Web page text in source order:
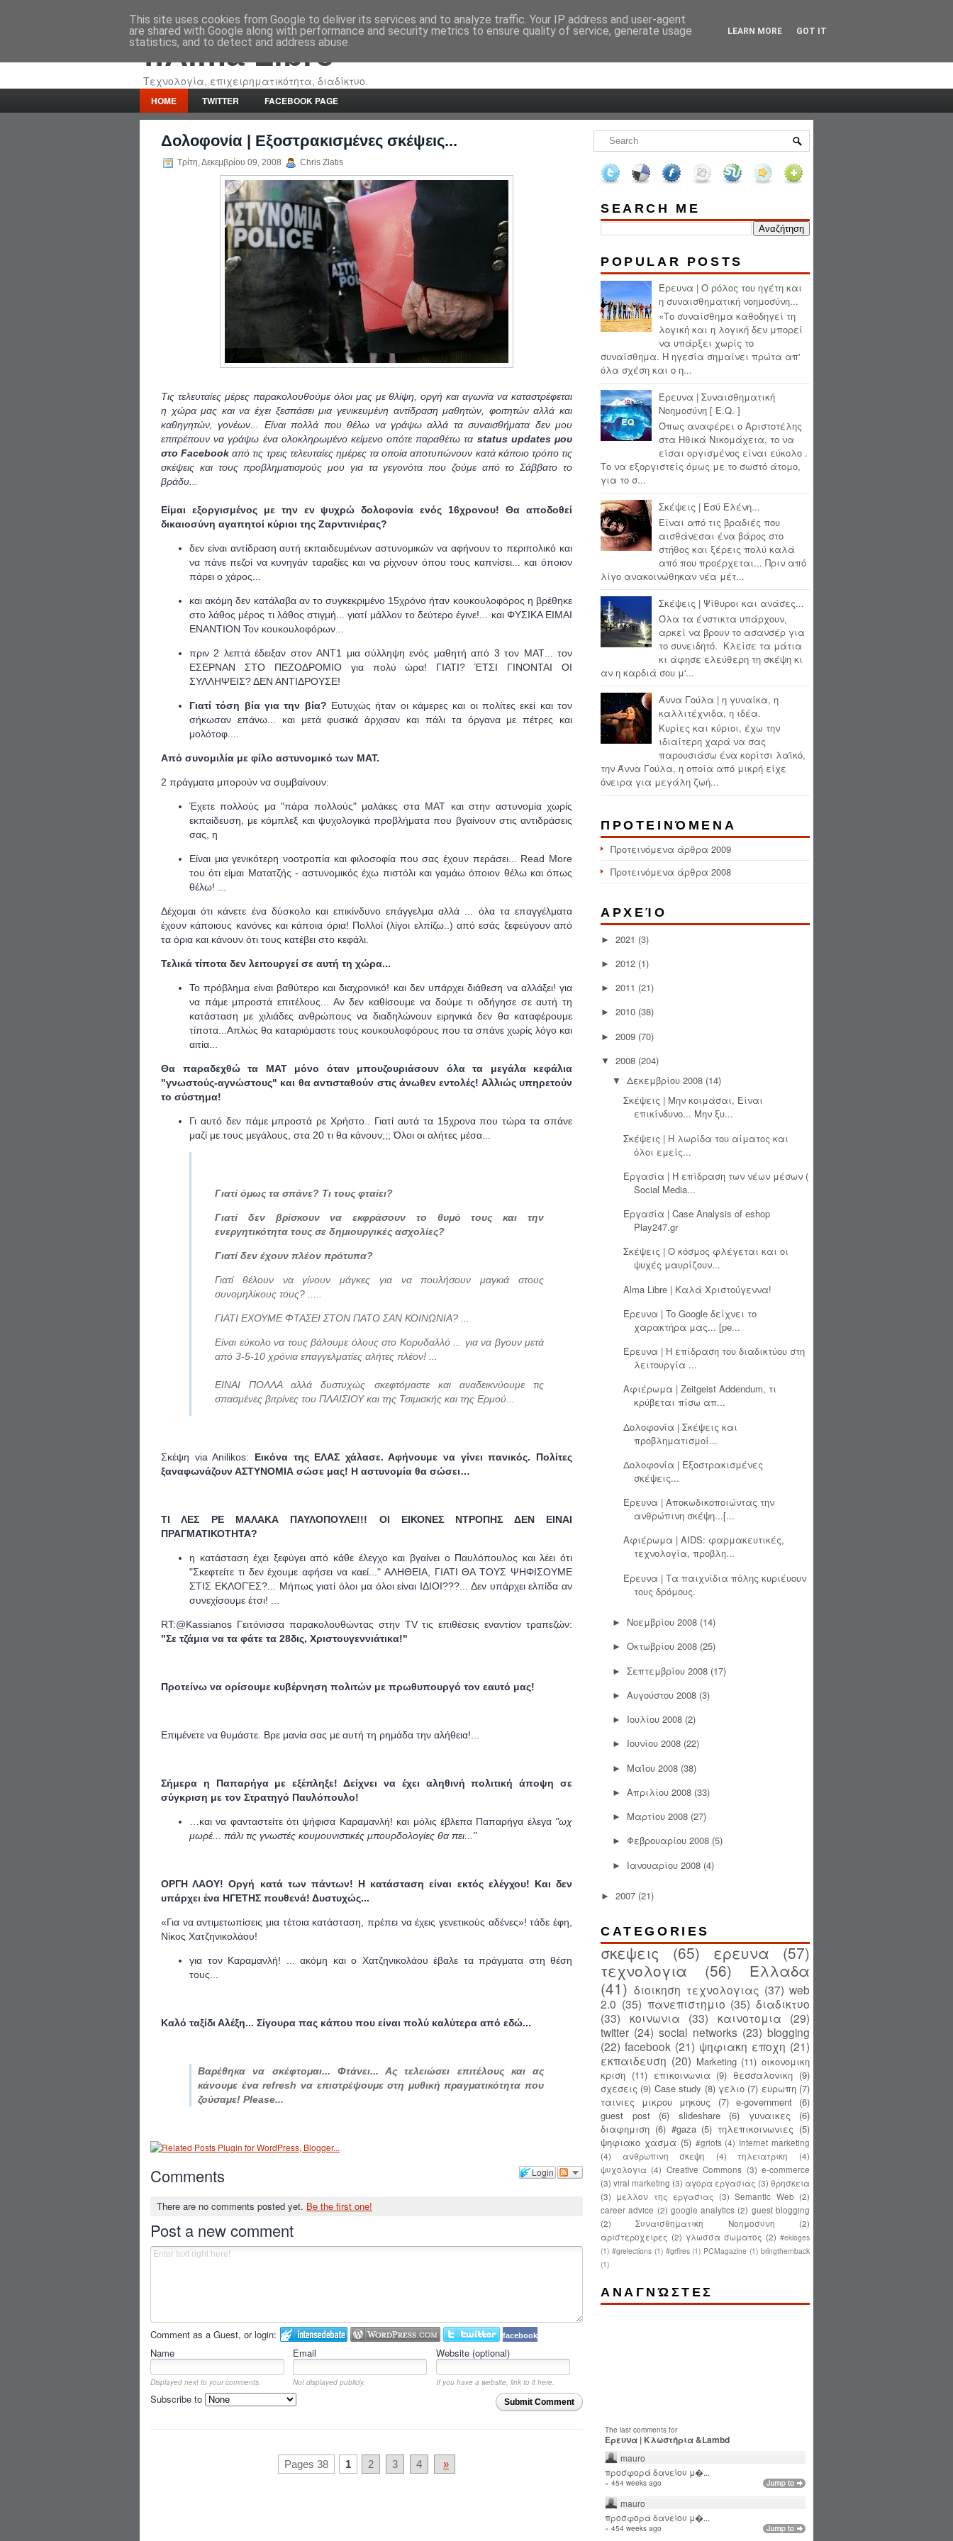
HOME
::Alma Libre
Τεχνολογία, επιχειρηματικότητα, διαδίκτυο.
HOME TWITTER FACEBOOK PAGE
Δολοφονία | Εξοστρακισμένες σκέψεις...
Τρίτη, Δεκεμβρίου 09, 2008 Chris Zlatis
Τις τελευταίες μέρες παρακολουθούμε όλοι μας με θλίψη, οργή και αγωνία να καταστρέφεται
η χώρα μας και να έχει ξεσπάσει μια γενικευμένη αντίδραση μαθητών, φοιτητών αλλά και
καθηγητών, γονέων... Είναι πολλά που θέλω να γράψω αλλά τα συναισθήματα δεν μου
επιτρέπουν να γράψω ένα ολοκληρωμένο κείμενο οπότε παραθέτω τα status updates μου
στο Facebookαπό τις τρεις τελευταίες ημέρες τα οποία αποτυπώνουν κατά κάποιο τρόπο τις
σκέψεις και τους προβληματισμούς μου για τα γεγονότα που ζούμε από το Σάββατο το
βράδυ...
Είμαι εξοργισμένος με την εν ψυχρώ δολοφονία ενός 16χρονου! Θα αποδοθεί
δικαιοσύνη αγαπητοί κύριοι της Ζαρντινιέρας?
δεν είναι αντίδραση αυτή εκπαιδευμένων αστυνομικών να αφήνουν το περιπολικό και
να πάνε πεζοί να κυνηγάν ταραξίες και να ρίχνουν όπου τους καπνίσει... και όποιον
πάρει ο χάρος...
και ακόμη δεν κατάλαβα αν το συγκεκριμένο 15χρόνο ήταν κουκουλοφόρος η βρέθηκε
στο λάθος μέρος τι λάθος στιγμή... γιατί μάλλον το δεύτερο έγινε!... και ΦΥΣΙΚΑ ΕΙΜΑΙ
ΕΝΑΝΤΙΟΝ Τον κουκουλοφόρων...
πριν 2 λεπτά έδειξαν στονANT1 μια σύλληψη ενός μαθητή από 3 τον MAT... τον
ΕΣΕΡΝΑΝ ΣΤΟ ΠΕΖΟΔΡΟΜΙΟ για πολύ ώρα! ΓΙΑΤΙ? ΈΤΣΙ ΓΙΝΟΝΤΑΙ ΟΙ
ΣΥΛΛΗΨΕΙΣ? ΔΕΝ ΑΝΤΙΔΡΟΥΣΕ!
Γιατί τόση βία για την βία? Ευτυχώς ήταν οι κάμερες και οι πολίτες εκεί και τον
σήκωσαν επάνω... και μετά φυσικά άρχισαν και πάλι τα όργανα με πέτρες και
μολότοφ....
Από συνομιλία με φίλο αστυνομικό των ΜΑΤ.
2 πράγματα μπορούν να συμβαίνουν:
Έχετε πολλούς μα "πάρα πολλούς" μαλάκες στα MAT και στην αστυνομία χωρίς
εκπαίδευση, με κόμπλεξ και ψυχολογικά προβλήματα που βγαίνουν στις αντιδράσεις
σας, η
Είναι μια γενικότερη νοοτροπία και φιλοσοφία που σας έχουν περάσει... Read More
του ότι είμαι Ματατζής - αστυνομικός έχω πιστόλι και γαμάω όποιον θέλω και όπως
θέλω! ...
Δέχομαι ότι κάνετε ένα δύσκολο και επικίνδυνο επάγγελμα αλλά ... όλα τα επαγγέλματα
έχουν κάποιους κανόνες και κάποια όρια! Πολλοί (λίγοι ελπίζω..) από εσάς ξεφεύγουν από
τα όρια και κάνουν ότι τους κατέβει στο κεφάλι.
Τελικά τίποτα δεν λειτουργεί σε αυτή τη χώρα...
Το πρόβλημα είναι βαθύτερο και διαχρονικό! και δεν υπάρχει διάθεση να αλλάξει! για
να πάμε μπροστά επιτέλους... Αν δεν καθίσουμε να δούμε τι οδήγησε σε αυτή τη
κατάσταση με χιλιάδες ανθρώπους να διαδηλώνουν ειρηνικά δεν θα καταφέρουμε
τίποτα...Απλώς θα καταριόμαστε τους κουκουλοφόρους που τα σπάνε χωρίς λόγο και
αιτία...
Θα παραδεχθώ τα ΜΑΤ μόνο όταν μπουζουριάσουν όλα τα μεγάλα κεφάλια
"γνωστούς-αγνώστους" και θα αντισταθούν στις άνωθεν εντολές! Αλλιώς υπηρετούν
το σύστημα!
Γι αυτό δεν πάμε μπροστά ρε Χρήστο.. Γιατί αυτά τα 15χρονα που τώρα τα σπάνε
μαζί με τους μεγάλους, στα 20 τι θα κάνουν;;; Όλοι οι αλήτες μέσα...
Γιατί όμως τα σπάνε? Τι τους φταίει?
Γιατί δεν βρίσκουν να εκφράσουν το θυμό τους και την
ενεργητικότητα τους σε δημιουργικές ασχολίες?
Γιατί δεν έχουν πλέον πρότυπα?
Γιατί θέλουν να γίνουν μάγκες για να πουλήσουν μαγκιά στους
συνομηλίκους τους? .....
ΓΙΑΤΙ ΕΧΟΥΜΕ ΦΤΑΣΕΙ ΣΤΟΝ ΠΑΤΟ ΣΑΝ ΚΟΙΝΩΝΙΑ? ...
Είναι εύκολο να τους βάλουμε όλους στο Κορυδαλλό
για να βγουν μετά
από 3-5-10 χρόνια επαγγελματίες αλήτες πλέον! ...
ΕΙΝΑΙ ΠΟΛΛΑ αλλά δυστυχώς σκεφτόμαστε και αναδεικνύουμε τις
σπασμένες βιτρίνες του ΠΛΑΙΣΙΟΥ και της Τσιμισκής και της Ερμού...
Σκέψη via Anilikos: Εικόνα της ΕΛΑΣ χάλασε. Αφήνουμε να γίνει πανικός. Πολίτες
ξαναφωνάζουν ΑΣΤΥΝΟΜΙΑ σώσε μας! Η αστυνομία θα σώσει…
ΤΙ ΛΕΣ ΡΕ ΜΑΛΑΚΑ ΠΑΥΛΟΠΟΥΛΕ!!! ΟΙ ΕΙΚΟΝΕΣ ΝΤΡΟΠΗΣ ΔΕΝ ΕΙΝΑΙ
ΠΡΑΓΜΑΤΙΚΟΤΗΤΑ?
η κατάσταση έχει ξεφύγει από κάθε έλεγχο και βγαίνει ο Παυλόπουλος και λέει ότι
"Σκεφτείτε τι δεν έχουμε αφήσει να καεί..." ΑΛΗΘΕΙΑ, ΓΙΑΤΙ ΘΑ ΤΟΥΣ ΨΗΦΙΣΟΥΜΕ
ΣΤΙΣ ΕΚΛΟΓΈΣ?... Μήπως γιατί όλοι μα όλοι είναι ΙΔΙΟΙ???... Δεν υπάρχει ελπίδα αν
συνεχίσουμε έτσι! ...
RT:@Kassianos Γειτόνισσα παρακολουθώντας στην TV τις επιθέσεις εναντίον τραπεζών:
"Σε τζάμια να τα φάτε τα 28δις, Χριστουγεννιάτικα!"
Προτείνω να ορίσουμε κυβέρνηση πολιτών με πρωθυπουργό τον εαυτό μας!
Επιμένετε να θυμάστε. Βρε μανία σας με αυτή τη ρημάδα την αλήθεια!...
Σήμερα η Παπαρήγα με εξέπληξε! Δείχνει να έχει αληθινή πολιτική άποψη σε
σύγκριση με τον Στρατηγό Παυλόπουλο!
…και να φανταστείτε ότι ψήφισα Καραμανλή! και μόλις έβλεπα Παπαρήγα έλεγα"ωχ
μωρέ... πάλι τις γνωστές κουμουνιστικές μπουρδολογίες θα πει..."
ΟΡΓΗ ΛΑΟΥ! Οργή κατά των πάντων! Η κατάσταση είναι εκτός ελέγχου! Και δεν
υπάρχει ένα ΗΓΕΤΗΣ πουθενά! Δυστυχώς...
«Για να αντιμετωπίσεις μια τέτοια κατάσταση, πρέπει να έχεις γενετικούς αδένες»! τάδε έφη,
Νίκος Χατζηνικολάου!
για τον Καραμανλή! ... ακόμη και ο Χατζηνικολάου έβαλε τα πράγματα στη θέση
τους...
Καλό ταξίδι Αλέξη... Σίγουρα πας κάπου που είναι πολύ καλύτερα από εδώ...
Βαρέθηκα να σκέφτομαι... Φτάνει... Ας τελειώσει επιτέλους και ας
κάνουμε ένα refresh να επιστρέψουμε στη μυθική πραγματικότητα που
ζούσαμε! Please...
Login
Comments
There are no comments posted yet. Be the first one!
Post a new comment
Comment as a Guest, or login: facebook
Name Email Website (optional)
Displayed next to your comments. Not displayed publicly.
If you have a website, link to it here.
Submit Comment
Subscribe to
Pages 38 1 2 3 4 »
SEARCH ME
POPULAR POSTS
Έρευνα | Ο ρόλος του ηγέτη και
η συναισθηματική νοημοσύνη...
«Το συναίσθημα καθοδηγεί τη
λογική και η λογική δεν μπορεί
να υπάρξει χωρίς το
συναίσθημα. Η ηγεσία σημαίνει πρώτα απ'
όλα σχέση και ο η...
Έρευνα | Συναισθηματική
Νοημοσύνη [ E.Q. ]
Όπως αναφέρει ο Αριστοτέλης
στα Ηθικά Νικομάχεια, το να
είσαι οργισμένος είναι εύκολο .
Το να εξοργιστείς όμως με το σωστό άτομο,
για το σ...
Σκέψεις | Εσύ Ελένη...
Είναι από τις βραδιές που
αισθάνεσαι ένα βάρος στο
στήθος και ξέρεις πολύ καλά
από που προέρχεται... Πριν από
λίγο ανακοινώθηκαν νέα μέτ...
Σκέψεις | Ψίθυροι και ανάσες...
Όλα τα ένστικτα υπάρχουν,
αρκεί να βρουν το ασανσέρ για
το συνειδητό. Κλείσε τα μάτια
κι άφησε ελεύθερη τη σκέψη κι
αν η καρδιά σου μ'...
Άννα Γούλα | η γυναίκα, η
καλλιτέχνιδα, η ιδέα.
Κυρίες και κύριοι, έχω την
ιδιαίτερη χαρά να σας
παρουσιάσω ένα κορίτσι λαϊκό,
την Άννα Γούλα, η οποία από μικρή είχε
όνειρα για μεγάλη ζωή...
ΠΡΟΤΕΙΝΌΜΕΝΑ
Προτεινόμενα άρθρα 2009
Προτεινόμενα άρθρα 2008
ΑΡΧΕΊΟ
► 2021 (3)
► 2012 (1)
► 2011 (21)
► 2010 (38)
► 2009 (70)
▼ 2008 (204)
▼ Δεκεμβρίου 2008 (14)
Σκέψεις | Μην κοιμάσαι, Είναι
επικίνδυνο... Μην ξυ...
Σκέψεις | Η λωρίδα του αίματος και
όλοι εμείς...
Εργασία | Η επίδραση των νέων μέσων (
Social Media...
Εργασία | Case Analysis of eshop
Play247.gr
Σκέψεις | Ο κόσμος φλέγεται και οι
ψυχές μαυρίζουν...
Alma Libre | Καλά Χριστούγεννα!
Έρευνα | To Google δείχνει το
χαρακτήρα μας... [pe...
Έρευνα | Η επίδραση του διαδικτύου στη
λειτουργία ...
Αφιέρωμα | Zeitgeist Addendum, τι
κρύβεται πίσω απ...
Δολοφονία | Σκέψεις και
προβληματισμοί...
Δολοφονία | Εξοστρακισμένες
σκέψεις...
Έρευνα | Αποκωδικοποιώντας την
ανθρώπινη σκέψη...[...
Αφιέρωμα | AIDS: φαρμακευτικές,
τεχνολογία, προβλη...
Έρευνα | Τα παιχνίδια πόλης κυριέυουν
τους δρόμους.
► Νοεμβρίου 2008 (14)
► Οκτωβρίου 2008 (25)
► Σεπτεμβρίου 2008 (17)
► Αυγούστου 2008 (3)
► Ιουλίου 2008 (2)
► Ιουνίου 2008 (22)
► Μαΐου 2008 (38)
► Απριλίου 2008 (33)
► Μαρτίου 2008 (27)
► Φεβρουαρίου 2008 (5)
► Ιανουαρίου 2008 (4)
► 2007 (21)
CATEGORIES
σκεψεις (65) ερευνα
(57)
τεχνολογια
(56)
Ελλαδα
(41) διοικηση τεχνολογιας (37) web
2.0 (35) πανεπιστημιο (35) διαδικτυο
(33)
κοινωνια (33) καινοτομια
(29)
twitter (24) social networks (23) blogging
(22) facebook (21) ψηφιακη εποχη (21)
εκπαιδευση (20) Marketing (11) οικονομικη
κριση (11) επικοινωνια (9) θεσσαλονικη (9)
σχεσεις (9) Case study (8) γελιο (7) ευρωπη (7)
ταινιες μικρου μηκους
(7) e-government (6)
guest post
(6) slideshare (6) γυναικες
(6)
διαφημιση (6) #gaza (5) τηλεπικοινωνιες (5)
ψηφιακο χασμα (5) #griots (4) Internet marketing
(4)
ανθρωπινη σκεψη (4) τηλειατρικη
(4)
ψυχολογια (4) Creative Commons (3) e-commerce
(3) viral marketing (3) αγορα εργασιας (3) θρησκεια
(3) μελλον της εργασιας (3) Semantic Web (2)
career advice (2) google analytics (2) guest blogging
(2)
Συναισθηματικη Νοημοσυνη
(2)
αριστεροχειρες (2) γλωσσα σωματος (2) #ekloges
(1) #grelections (1) #grfires (1) PCMagazine (1) bringthemback
(1)
ΑΝΑΓΝΏΣΤΕΣ
The last comments for
Έρευνα | Κλωστήρια &Lambd
mauro
προσφορά δανείου μ�...
» 454 weeks ago
mauro
προσφορά δανείου μ�...
» 454 weeks ago
This site uses cookies from Google to deliver its services and to analyze traffic. Your IP address and user-agent
are shared with Google along with performance and security metrics to ensure quality of service, generate usage
statistics, and to detect and address abuse.
LEARN MORE GOT IT